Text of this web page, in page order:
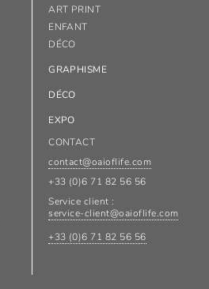
ART PRINT
ENFANT
DÉCO
GRAPHISME
DÉCO
EXPO
CONTACT
contact@oaioflife.com
+33 (0)6 71 82 56 56
Service client :
service-client@oaioflife.com
+33 (0)6 71 82 56 56